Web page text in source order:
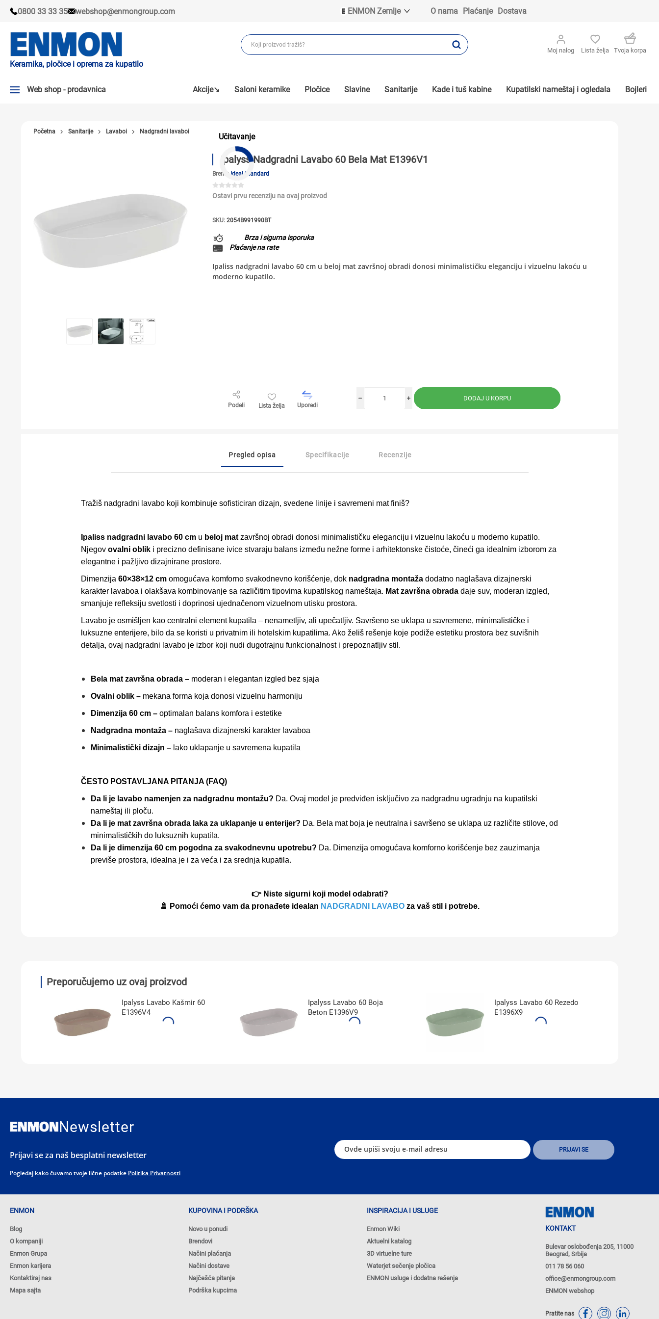
0800 33 33 35 webshop@enmongroup.com
ENMON Zemlje
ENMON BIH
ENMON MKD
O nama Plaćanje Dostava
Keramika, pločice i oprema za kupatilo
Moj nalog Lista želja Tvoja korpa
Web shop - prodavnica
PLOČICE
TUŠEVI
ALATI ZA KERAMIKU
Akcije↘ Saloni keramike Pločice Slavine Sanitarije Kade i tuš kabine Kupatilski nameštaj i ogledala Bojleri
Učitavanje
Početna Sanitarije Lavaboi Nadgradni lavaboi
Ipalyss Nadgradni Lavabo 60 Bela Mat E1396V1
Brend: Ideal Standard
Ostavi prvu recenziju na ovaj proizvod
SKU: 2054B991990BT
Brza i sigurna isporuka
Plaćanje na rate
Ipaliss nadgradni lavabo 60 cm u beloj mat završnoj obradi donosi minimalističku eleganciju i vizuelnu lakoću u
moderno kupatilo.
Podeli Lista želja Uporedi
i
h
Pregled opisa Specifikacije Recenzije
Tražiš nadgradni lavabo koji kombinuje sofisticiran dizajn, svedene linije i savremeni mat finiš?
Ipaliss nadgradni lavabo 60 cmu beloj matzavršnoj obradi donosi minimalističku eleganciju i vizuelnu lakoću u moderno kupatilo.
Njegov ovalni obliki precizno definisane ivice stvaraju balans između nežne forme i arhitektonske čistoće, čineći ga idealnim izborom za
elegantne i pažljivo dizajnirane prostore.
Dimenzija 60×38×12 cmomogućava komforno svakodnevno korišćenje, dok nadgradna montažadodatno naglašava dizajnerski
karakter lavaboa i olakšava kombinovanje sa različitim tipovima kupatilskog nameštaja. Mat završna obradadaje suv, moderan izgled,
smanjuje refleksiju svetlosti i doprinosi ujednačenom vizuelnom utisku prostora.
Lavabo je osmišljen kao centralni element kupatila – nenametljiv, ali upečatljiv. Savršeno se uklapa u savremene, minimalističke i
luksuzne enterijere, bilo da se koristi u privatnim ili hotelskim kupatilima. Ako želiš rešenje koje podiže estetiku prostora bez suvišnih
detalja, ovaj nadgradni lavabo je izbor koji nudi dugotrajnu funkcionalnost i prepoznatljiv stil.
Bela mat završna obrada –moderan i elegantan izgled bez sjaja
Ovalni oblik –mekana forma koja donosi vizuelnu harmoniju
Dimenzija 60 cm –optimalan balans komfora i estetike
Nadgradna montaža –naglašava dizajnerski karakter lavaboa
Minimalistički dizajn –lako uklapanje u savremena kupatila
ČESTO POSTAVLJANA PITANJA (FAQ)
Da li je lavabo namenjen za nadgradnu montažu? Da. Ovaj model je predviđen isključivo za nadgradnu ugradnju na kupatilski
nameštaj ili ploču.
Da li je mat završna obrada laka za uklapanje u enterijer? Da. Bela mat boja je neutralna i savršeno se uklapa uz različite stilove, od
minimalističkih do luksuznih kupatila.
Da li je dimenzija 60 cm pogodna za svakodnevnu upotrebu? Da. Dimenzija omogućava komforno korišćenje bez zauzimanja
previše prostora, idealna je i za veća i za srednja kupatila.
👉 Niste sigurni koji model odabrati?
🚿 Pomoći ćemo vam da pronađete idealan NADGRADNI LAVABO za vaš stil i potrebe.
Preporučujemo uz ovaj proizvod
Ipalyss Lavabo Kašmir 60
E1396V4
Ipalyss Lavabo 60 Boja
Beton E1396V9
Ipalyss Lavabo 60 Rezedo
E1396X9
Newsletter
Prijavi se za naš besplatni newsletter
Pogledaj kako čuvamo tvoje lične podatke Politika Privatnosti
ENMON
Blog
O kompaniji
Enmon Grupa
Enmon karijera
Kontaktiraj nas
Mapa sajta
KUPOVINA I PODRŠKA
Novo u ponudi
Brendovi
Načini plaćanja
Načini dostave
Najčešća pitanja
Podrška kupcima
INSPIRACIJA I USLUGE
Enmon Wiki
Aktuelni katalog
3D virtuelne ture
Waterjet sečenje pločica
ENMON usluge i dodatna rešenja
KONTAKT
Bulevar oslobođenja 205, 11000
Beograd, Srbija
011 78 56 060
office@enmongroup.com
ENMON webshop
Pratite nas